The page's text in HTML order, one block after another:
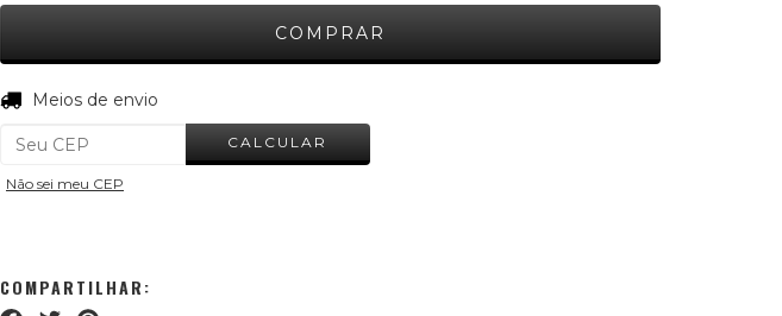
Entregas para o CEP:
Meios de envio
CALCULAR
Não sei meu CEP
COMPARTILHAR: